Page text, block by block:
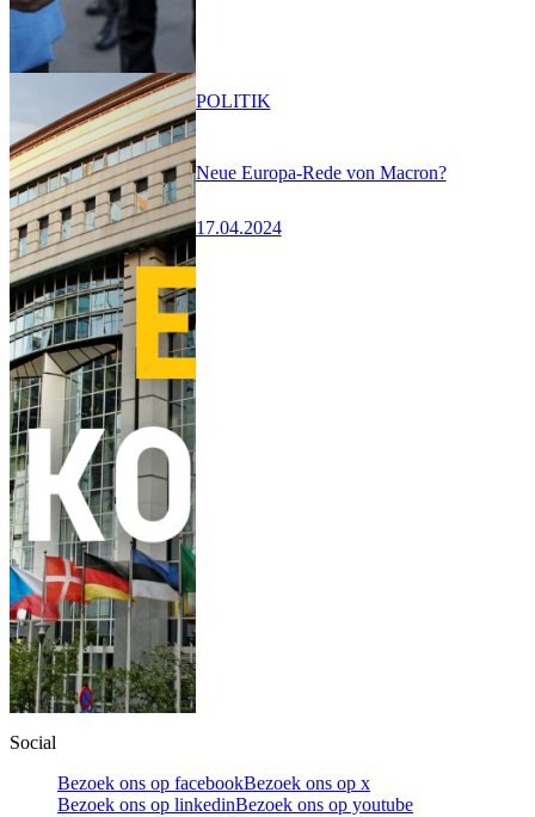
Neue Europa-Rede von Macron?
17.04.2024
POLITIK
Social
Bezoek ons op facebookBezoek ons op x
Bezoek ons op linkedinBezoek ons op youtube